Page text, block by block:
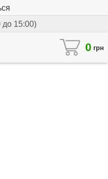
до 15:00)
0 грн